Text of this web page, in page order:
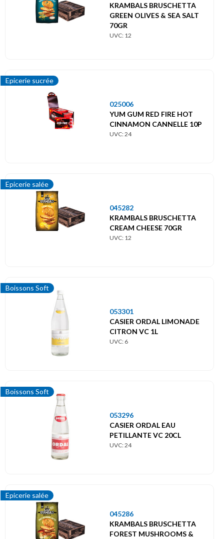
KRAMBALS BRUSCHETTA
GREEN OLIVES & SEA SALT
70GR
UVC: 12
Epicerie sucrée
025006
YUM GUM RED FIRE HOT
CINNAMON CANNELLE 10P
UVC: 24
Epicerie salée
045282
KRAMBALS BRUSCHETTA
CREAM CHEESE 70GR
UVC: 12
Boissons Soft
053301
CASIER ORDAL LIMONADE
CITRON VC 1L
UVC: 6
Boissons Soft
053296
CASIER ORDAL EAU
PETILLANTE VC 20CL
UVC: 24
Epicerie salée
045286
KRAMBALS BRUSCHETTA
FOREST MUSHROOMS &